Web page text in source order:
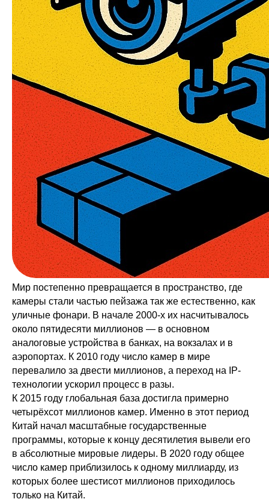
Мир постепенно превращается в пространство, где
камеры стали частью пейзажа так же естественно, как
уличные фонари. В начале 2000-х их насчитывалось
около пятидесяти миллионов — в основном
аналоговые устройства в банках, на вокзалах и в
аэропортах. К 2010 году число камер в мире
перевалило за двести миллионов, а переход на IP-
технологии ускорил процесс в разы.
К 2015 году глобальная база достигла примерно
четырёхсот миллионов камер. Именно в этот период
Китай начал масштабные государственные
программы, которые к концу десятилетия вывели его
в абсолютные мировые лидеры. В 2020 году общее
число камер приблизилось к одному миллиарду, из
которых более шестисот миллионов приходилось
только на Китай.